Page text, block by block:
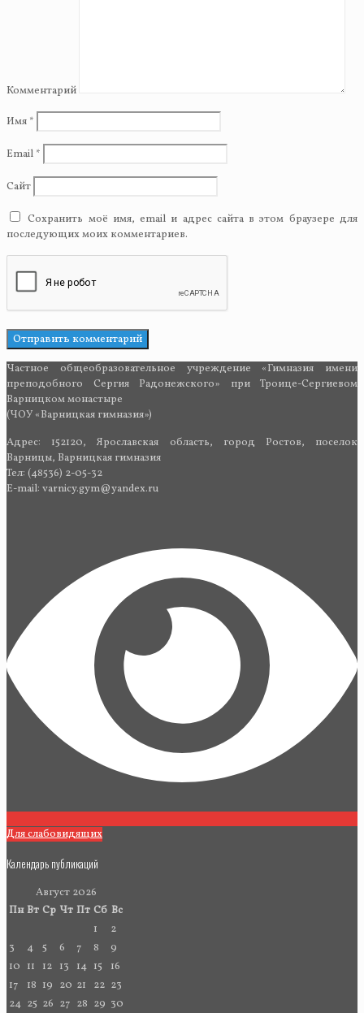
Комментарий
Имя *
Email *
Сайт
Сохранить моё имя, email и адрес сайта в этом браузере для
последующих моих комментариев.
Частное общеобразовательное учреждение «Гимназия имени
преподобного Сергия Радонежского» при Троице-Сергиевом
Варницком монастыре
(ЧОУ «Варницкая гимназия»)
Адрес: 152120, Ярославская область, город Ростов, поселок
Варницы, Варницкая гимназия
Тел: (48536) 2-05-32
E-mail: varnicy.gym@yandex.ru
Для слабовидящих
Календарь публикаций
Август 2026
Пн Вт Ср Чт Пт Сб Вс
1
2
3
4 5 6 7 8
9
10 11 12 13 14 15
16
17
18 19 20 21 22 23
24 25 26 27 28 29 30